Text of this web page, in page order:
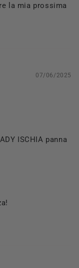
la mia prossima
07/06/2025
ISCHIA panna